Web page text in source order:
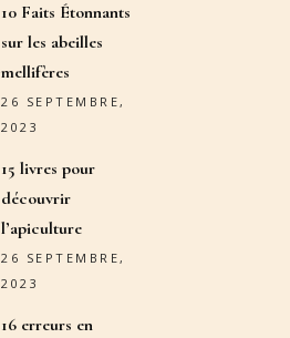
10 Faits Étonnants
sur les abeilles
mellifères
26 SEPTEMBRE,
2023
15 livres pour
découvrir
l’apiculture
26 SEPTEMBRE,
2023
16 erreurs en